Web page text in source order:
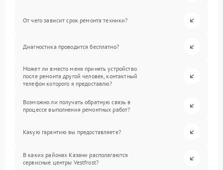
От чего зависит срок ремонта техники?
Диагностика проводится бесплатно?
Может ли вместо меня принять устройство
после ремонта другой человек, контактный
телефон которого я предоставлю?
Возможно ли получать обратную связь в
процессе выполнения ремонтных работ?
Какую гарантию вы предоставляете?
В каких районах Казани располагаются
сервисные центры Vestfrost?